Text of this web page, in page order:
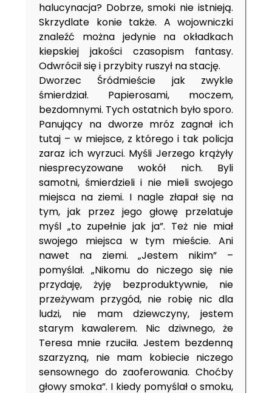
halucynacja? Dobrze, smoki nie istnieją.
Skrzydlate konie także. A wojowniczki
znaleźć można jedynie na okładkach
kiepskiej jakości czasopism fantasy.
Odwrócił się i przybity ruszył na stację.
Dworzec Śródmieście jak zwykle
śmierdział. Papierosami, moczem,
bezdomnymi. Tych ostatnich było sporo.
Panujący na dworze mróz zagnał ich
tutaj – w miejsce, z którego i tak policja
zaraz ich wyrzuci. Myśli Jerzego krążyły
niesprecyzowane wokół nich. Byli
samotni, śmierdzieli i nie mieli swojego
miejsca na ziemi. I nagle złapał się na
tym, jak przez jego głowę przelatuje
myśl „to zupełnie jak ja”. Też nie miał
swojego miejsca w tym mieście. Ani
nawet na ziemi. „Jestem nikim” –
pomyślał. „Nikomu do niczego się nie
przydaję, żyję bezproduktywnie, nie
przeżywam przygód, nie robię nic dla
ludzi, nie mam dziewczyny, jestem
starym kawalerem. Nic dziwnego, że
Teresa mnie rzuciła. Jestem bezdenną
szarzyzną, nie mam kobiecie niczego
sensownego do zaoferowania. Choćby
głowy smoka”. I kiedy pomyślał o smoku,